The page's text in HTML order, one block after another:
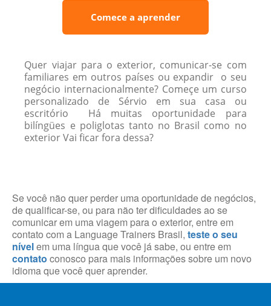
Comece a aprender
Quer viajar para o exterior, comunicar-se com
familiares em outros países ou expandir o seu
negócio internacionalmente? Começe um curso
personalizado de Sérvio em sua casa ou
escritório Há muitas oportunidade para
bilíngües e poliglotas tanto no Brasil como no
exterior Vai ficar fora dessa?
Se você não quer perder uma oportunidade de negócios,
de qualificar-se, ou para não ter dificuldades ao se
comunicar em uma viagem para o exterior, entre em
contato com a Language Trainers Brasil, teste o seu
nívelem uma língua que você já sabe, ou entre em
contato conosco para mais informações sobre um novo
idioma que você quer aprender.